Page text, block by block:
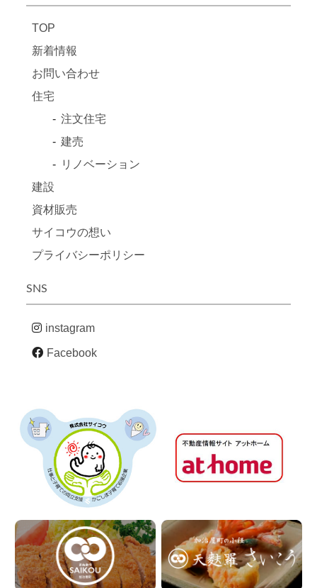
TOP
新着情報
お問い合わせ
住宅
注文住宅
建売
リノベーション
建設
資材販売
サイコウの想い
プライバシーポリシー
SNS
instagram
Facebook